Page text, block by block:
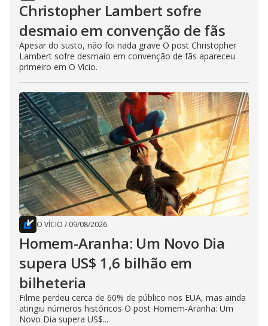
Christopher Lambert sofre
desmaio em convenção de fãs
Apesar do susto, não foi nada grave O post Christopher
Lambert sofre desmaio em convenção de fãs apareceu
primeiro em O Vício.
O VÍCIO / 09/08/2026
Homem-Aranha: Um Novo Dia
supera US$ 1,6 bilhão em
bilheteria
Filme perdeu cerca de 60% de público nos EUA, mas ainda
atingiu números históricos O post Homem-Aranha: Um
Novo Dia supera US$...